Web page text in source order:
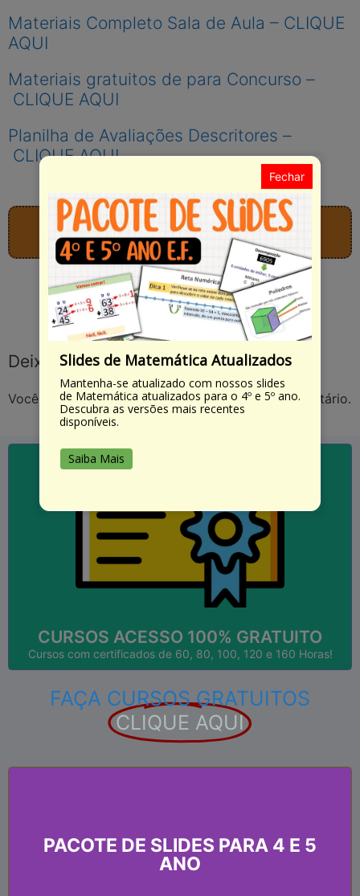
Materiais Completo Sala de Aula – CLIQUE
AQUI
Materiais gratuitos de para Concurso –
CLIQUE AQUI
Planilha de Avaliações Descritores –
CLIQUE AQUI
CURSOS - ACESSO 100% GRATUITO!
Comece agora!
Deixe um comentário
Você precisa fazer o loginpara publicar um comentário.
CURSOS ACESSO 100% GRATUITO
Cursos com certificados de 60, 80, 100, 120 e 160 Horas!
Válido em todo o Brasil! Útil para: Faculdades;
Empregos; Currículos; Qualificação; Aperfeiçoamento,
SAIBA MAIS
FAÇA CURSOS GRATUITOS
CLIQUE AQUI
Slides de Matemática Atualizados
Mantenha-se atualizado com nossos slides
de Matemática atualizados para o 4º e 5º ano.
Descubra as versões mais recentes
disponíveis.
Saiba Mais
Fechar